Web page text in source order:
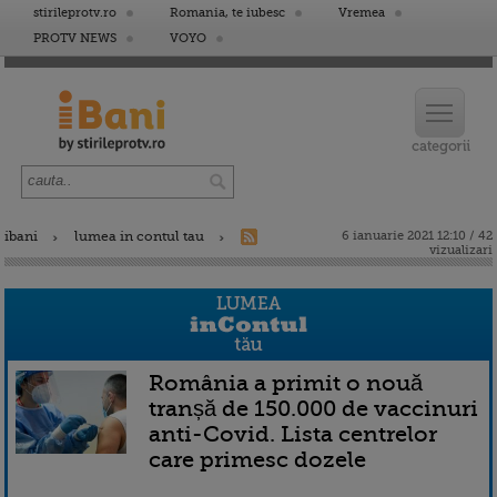
stirileprotv.ro Romania, te iubesc
Vremea
PROTV NEWS
VOYO
ibani lumea in contul tau
6 ianuarie 2021 12:10 / 42
vizualizari
România a primit o nouă
tranșă de 150.000 de vaccinuri
anti-Covid. Lista centrelor
care primesc dozele